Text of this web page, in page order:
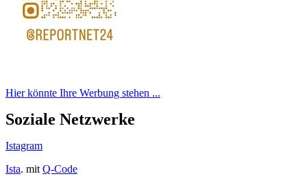
Hier könnte Ihre Werbung stehen ...
Soziale Netzwerke
Istagram
Ista. mit Q-Code